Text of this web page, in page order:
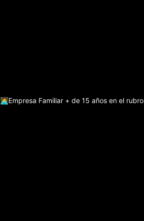
👩‍💻Empresa Familiar + de 15 años en el rubro